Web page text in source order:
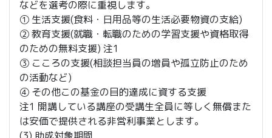
などを選考の際に重視します。
➀ 生活支援(食料・日用品等の生活必要物資の支給)
② 教育支援(就職・転職のための学習支援や資格取得
のための無料支援) 注1
③ こころの支援(相談担当員の増員や孤立防止のため
の活動など)
④ その他この基金の目的達成に資する支援
注1 開講している講座の受講生全員に等しく無償また
は安価で提供される非営利事業とします。